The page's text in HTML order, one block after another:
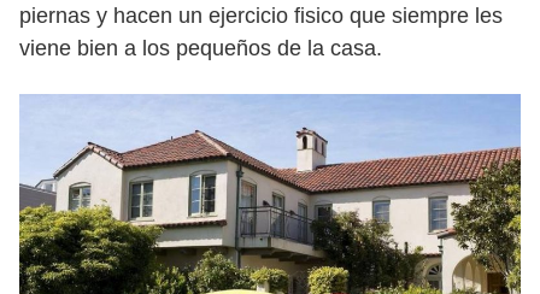
piernas y hacen un ejercicio fisico que siempre les
viene bien a los pequeños de la casa.